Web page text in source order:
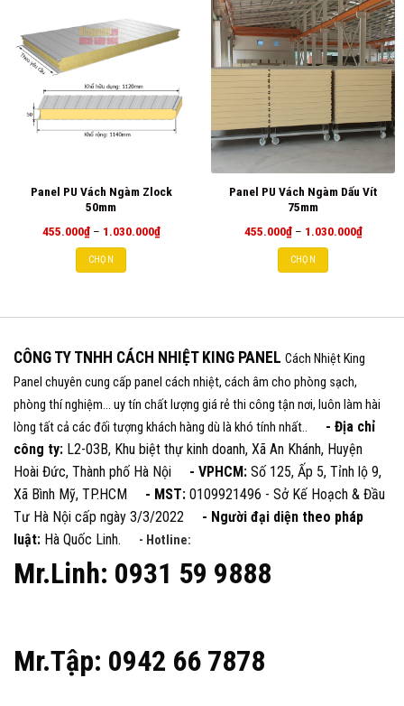
Panel PU Vách Ngàm Zlock
50mm
455.000₫ – 1.030.000₫Khoảng
giá:
CHỌN
Panel PU Vách Ngàm Dấu Vít
75mm
455.000₫ – 1.030.000₫Khoảng
giá:
CHỌN
CÔNG TY TNHH CÁCH NHIỆT KING PANEL Cách Nhiệt King
Panel chuyên cung cấp panel cách nhiệt, cách âm cho phòng sạch,
phòng thí nghiệm... uy tín chất lượng giá rẻ thi công tận nơi, luôn làm hài
lòng tất cả các đối tượng khách hàng dù là khó tính nhất..
- Địa chỉ
công ty: L2-03B, Khu biệt thự kinh doanh, Xã An Khánh, Huyện
Hoài Đức, Thành phố Hà Nội - VPHCM: Số 125, Ấp 5, Tỉnh lộ 9,
Xã Bình Mỹ, TP.HCM - MST: 0109921496 - Sở Kế Hoạch & Đầu
Tư Hà Nội cấp ngày 3/3/2022 - Người đại diện theo pháp
luật: Hà Quốc Linh. - Hotline:
Mr.Linh: 0931 59 9888
Mr.Tập: 0942 66 7878